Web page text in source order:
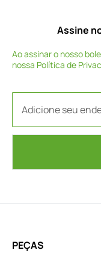
Assine
Ao assinar o nosso
nossa Política de
PEÇAS